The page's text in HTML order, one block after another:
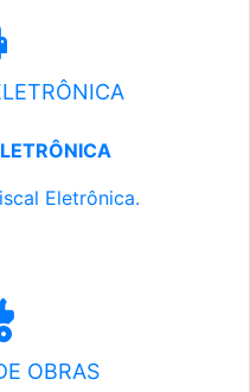
Eletrônica.
OBRAS